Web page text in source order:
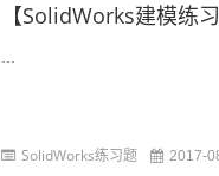
【SolidWorks建模练
SolidWorks练习题 2017-